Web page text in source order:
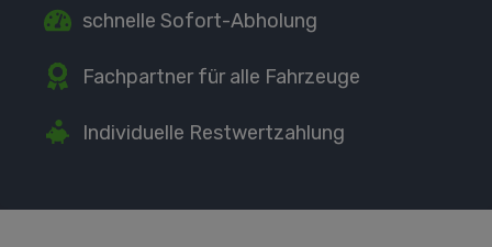
schnelle Sofort-Abholung
Fachpartner für alle Fahrzeuge
Individuelle Restwertzahlung